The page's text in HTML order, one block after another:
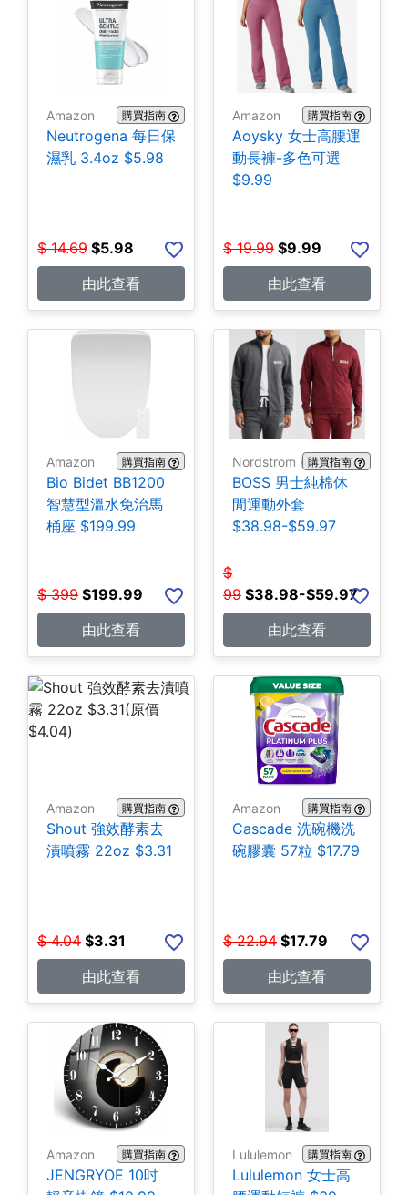
Amazon 購買指南
Neutrogena 每日保
濕乳 3.4oz $5.98
$ 14.69 $5.98
由此查看
Amazon 購買指南
Aoysky 女士高腰運
動長褲-多色可選
$9.99
$ 19.99 $9.99
由此查看
Amazon 購買指南
Bio Bidet BB1200
智慧型溫水免治馬
桶座 $199.99
$ 399 $199.99
由此查看
Nordstrom Rack購買指南
BOSS 男士純棉休
閒運動外套
$38.98-$59.97
$
99 $38.98-$59.97
由此查看
Amazon 購買指南
Shout 強效酵素去
漬噴霧 22oz $3.31
$ 4.04 $3.31
由此查看
Amazon 購買指南
Cascade 洗碗機洗
碗膠囊 57粒 $17.79
$ 22.94 $17.79
由此查看
Amazon 購買指南
JENGRYOE 10吋
Lululemon 購買指南
Lululemon 女士高